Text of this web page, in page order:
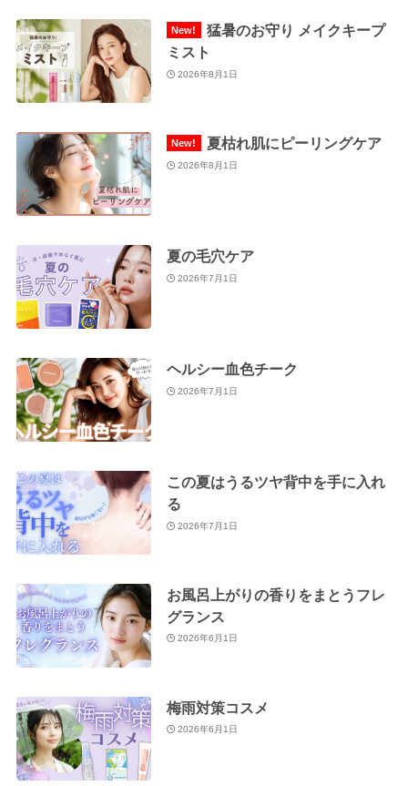
猛暑のお守り メイクキープ
ミスト
2026年8月1日
夏枯れ肌にピーリングケア
2026年8月1日
夏の毛穴ケア
2026年7月1日
ヘルシー血色チーク
2026年7月1日
この夏はうるツヤ背中を手に入れ
る
2026年7月1日
お風呂上がりの香りをまとうフレ
グランス
2026年6月1日
梅雨対策コスメ
2026年6月1日